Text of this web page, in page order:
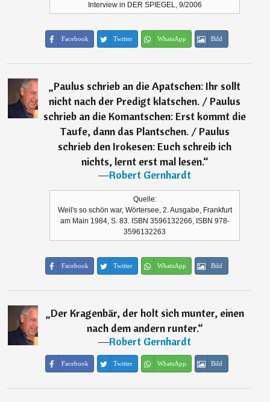
Interview in DER SPIEGEL, 9/2006
Facebook Twitter WhatsApp Bild
„Paulus schrieb an die Apatschen: Ihr sollt
nicht nach der Predigt klatschen. / Paulus
schrieb an die Komantschen: Erst kommt die
Taufe, dann das Plantschen. / Paulus
schrieb den Irokesen: Euch schreib ich
nichts, lernt erst mal lesen.“
―Robert Gernhardt
Quelle:
Weil's so schön war, Wörtersee, 2. Ausgabe, Frankfurt
am Main 1984, S. 83. ISBN 3596132266, ISBN 978-
3596132263
Facebook Twitter WhatsApp Bild
„Der Kragenbär, der holt sich munter, einen
nach dem andern runter.“
―Robert Gernhardt
Facebook Twitter WhatsApp Bild